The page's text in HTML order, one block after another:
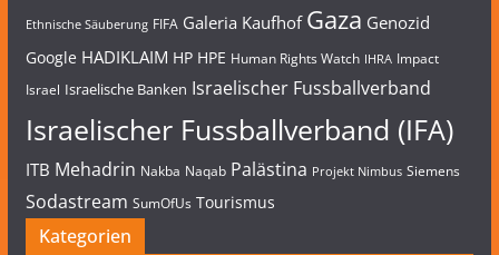
Ethnische Säuberung FIFA Galeria Kaufhof Gaza Genozid
Google HADIKLAIM HP HPE Human Rights Watch IHRA Impact
Israel Israelische Banken Israelischer Fussballverband
Israelischer Fussballverband (IFA)
ITB Mehadrin Nakba Naqab Palästina Projekt Nimbus Siemens
Sodastream SumOfUs Tourismus
Kategorien